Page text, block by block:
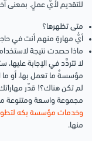
للتقديم لأيّ عملٍ. بمعنى
متى تظهرها؟
أيُّ مهارةٍ منهم أنت في
ماذا حصدت نتيجة
لا تتردَّد في الإجابة
مؤسسةٌ ما تعمل بها، أو ما
لم تكن هناك؟! قدِّر
مجموعة واسعة ومتنوعة
وخدمات مؤسسة بكه لتطوير
منها.